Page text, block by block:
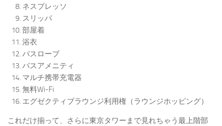
ネスプレッソ
スリッパ
部屋着
浴衣
バスローブ
バスアメニティ
マルチ携帯充電器
無料Wi-Fi
エグゼクティブラウンジ利用権（ラウンジホッピング）
これだけ揃って、さらに東京タワーまで見れちゃう最上階部